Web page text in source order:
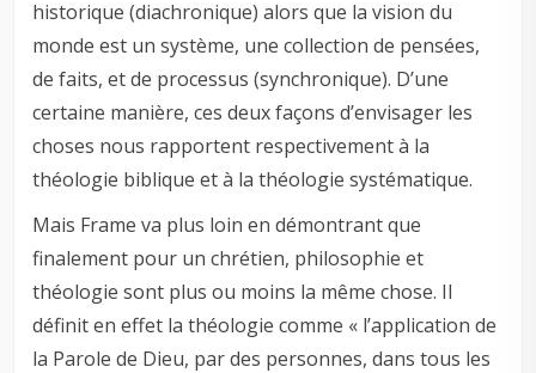
historique (diachronique) alors que la vision du
monde est un système, une collection de pensées,
de faits, et de processus (synchronique). D’une
certaine manière, ces deux façons d’envisager les
choses nous rapportent respectivement à la
théologie biblique et à la théologie systématique.
Mais Frame va plus loin en démontrant que
finalement pour un chrétien, philosophie et
théologie sont plus ou moins la même chose. Il
définit en effet la théologie comme « l’application de
la Parole de Dieu, par des personnes, dans tous les